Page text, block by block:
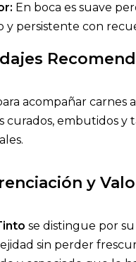
En boca es suave
y persistente con
acompañar
curados, embutidos y
y
se distingue por
sin perder